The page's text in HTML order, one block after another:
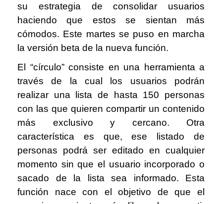
su estrategia de consolidar usuarios
haciendo que estos se sientan más
cómodos. Este martes se puso en marcha
la versión beta de la nueva función.
El “círculo” consiste en una herramienta a
través de la cual los usuarios podrán
realizar una lista de hasta 150 personas
con las que quieren compartir un contenido
más exclusivo y cercano. Otra
característica es que, ese listado de
personas podrá ser editado en cualquier
momento sin que el usuario incorporado o
sacado de la lista sea informado. Esta
función nace con el objetivo de que el